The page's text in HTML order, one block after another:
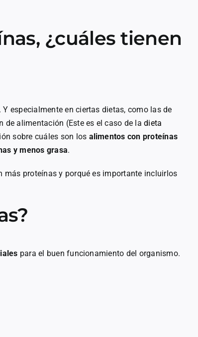
¿cuáles tienen
especialmente en ciertas dietas, como las de
de alimentación (Este es el caso de ladieta
sobre cuáles son los alimentos con proteínas
y menos grasa.
más proteínas y porqué es importante incluirlos
para el buen funcionamiento del organismo.